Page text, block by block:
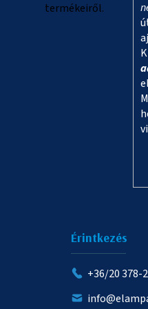
termékeiről.
Érintkezés
+36/20 378-